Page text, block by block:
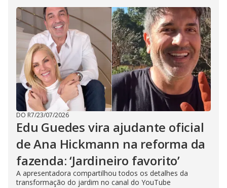
DO R7/23/07/2026
Edu Guedes vira ajudante oficial
de Ana Hickmann na reforma da
fazenda: ‘Jardineiro favorito’
A apresentadora compartilhou todos os detalhes da
transformação do jardim no canal do YouTube